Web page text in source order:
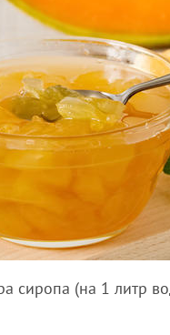
сиропа (на 1 литр